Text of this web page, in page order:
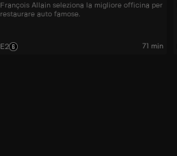
François Allain seleziona la migliore officina per
restaurare auto famose.
E2 71 min